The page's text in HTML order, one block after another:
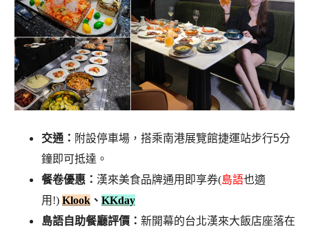
交通： 附設停車場，搭乘南港展覽館捷運站步行5分
鐘即可抵達。
餐卷優惠： 漢來美食品牌通用即享券(島語也適
用!) Klook 、 KKday
島語自助餐廳評價： 新開幕的台北漢來大飯店座落在